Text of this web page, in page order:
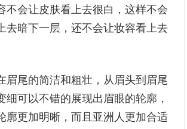
不会让皮肤看上去很白，这样不会
去暗下一层，还不会让妆容看上去
眉尾的简洁和粗壮，从眉头到眉尾
细可以不错的展现出眉眼的轮廓，
廓更加明晰，而且亚洲人更加合适